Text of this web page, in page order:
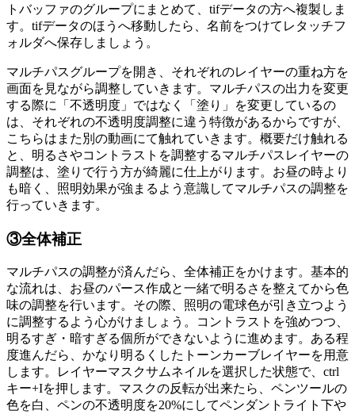
トバッファのグループにまとめて、tifデータの方へ複製しま
す。tifデータのほうへ移動したら、名前をつけてレタッチフ
ォルダへ保存しましょう。
マルチパスグループを開き、それぞれのレイヤーの重ね方を
画面を見ながら調整していきます。マルチパスの出力を変更
する際に「不透明度」ではなく「塗り」を変更しているの
は、それぞれの不透明度調整に違う特徴があるからですが、
こちらはまた別の動画にて触れていきます。概要だけ触れる
と、明るさやコントラストを調整するマルチパスレイヤーの
調整は、塗りで行う方が綺麗に仕上がります。お昼の時より
も暗く、照明効果が強まるよう意識してマルチパスの調整を
行っていきます。
③全体補正
マルチパスの調整が済んだら、全体補正をかけます。基本的
な流れは、お昼のパース作成と一緒で明るさを整えてから色
味の調整を行います。その際、照明の電球色が引き立つよう
に調整するよう心がけましょう。コントラストを強めつつ、
明るすぎ・暗すぎる個所ができないように進めます。ある程
度進んだら、かなり明るくしたトーンカーブレイヤーを用意
します。レイヤーマスクサムネイルを選択した状態で、ctrl
キー+Iを押します。マスクの反転が出来たら、ペンツールの
色を白、ペンの不透明度を20%にしてペンダントライト下や